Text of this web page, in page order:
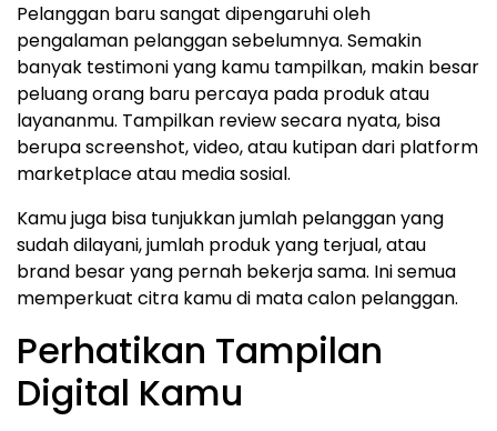
Pelanggan baru sangat dipengaruhi oleh
pengalaman pelanggan sebelumnya. Semakin
banyak testimoni yang kamu tampilkan, makin besar
peluang orang baru percaya pada produk atau
layananmu. Tampilkan review secara nyata, bisa
berupa screenshot, video, atau kutipan dari platform
marketplace atau media sosial.
Kamu juga bisa tunjukkan jumlah pelanggan yang
sudah dilayani, jumlah produk yang terjual, atau
brand besar yang pernah bekerja sama. Ini semua
memperkuat citra kamu di mata calon pelanggan.
Perhatikan Tampilan
Digital Kamu